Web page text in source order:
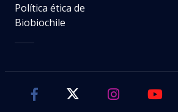
Política ética de
Biobiochile